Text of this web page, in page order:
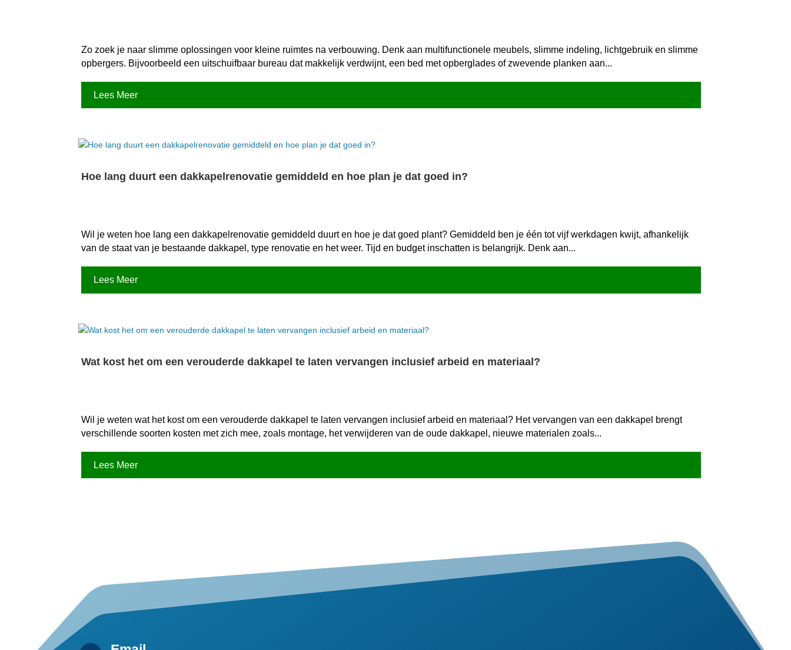
Zo zoek je naar slimme oplossingen voor kleine ruimtes na verbouwing.​ Denk aan multifunctionele meubels, slimme indeling, lichtgebruik en slimme
opbergers.​ Bijvoorbeeld een uitschuifbaar bureau dat makkelijk verdwijnt, een bed met opberglades of zwevende planken aan...
Lees Meer
Hoe lang duurt een dakkapelrenovatie gemiddeld en hoe plan je dat goed in?
Wil je weten hoe lang een dakkapelrenovatie gemiddeld duurt en hoe je dat goed plant? Gemiddeld ben je één tot vijf werkdagen kwijt, afhankelijk
van de staat van je bestaande dakkapel, type renovatie en het weer.​ Tijd en budget inschatten is belangrijk.​ Denk aan...
Lees Meer
Wat kost het om een verouderde dakkapel te laten vervangen inclusief arbeid en materiaal?
Wil je weten wat het kost om een verouderde dakkapel te laten vervangen inclusief arbeid en materiaal? Het vervangen van een dakkapel brengt
verschillende soorten kosten met zich mee, zoals montage, het verwijderen van de oude dakkapel, nieuwe materialen zoals...
Lees Meer